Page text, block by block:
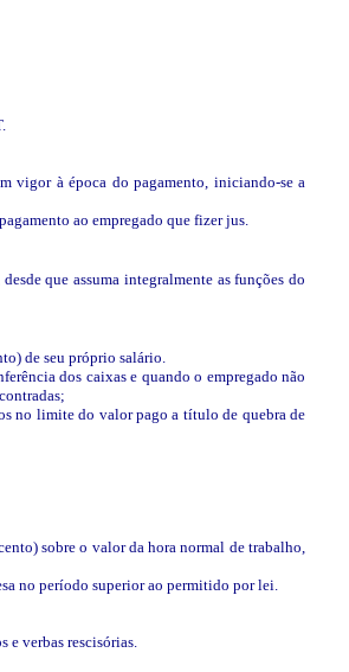
vigor à época do pagamento, iniciando-se a
ao empregado que fizer jus.
que assuma integralmente as funções do
de seu próprio salário.
dos caixas e quando o empregado não
no limite do valor pago a título de quebra de
sobre o valor da hora normal de trabalho,
no período superior ao permitido por lei.
e verbas rescisórias.